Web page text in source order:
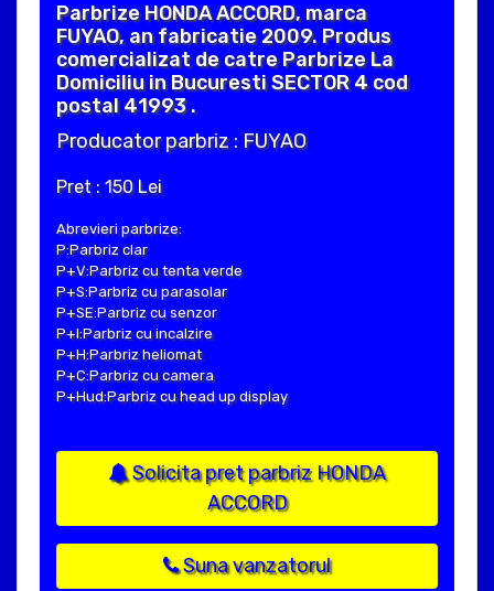
Parbrize HONDA ACCORD, marca
FUYAO, an fabricatie 2009. Produs
comercializat de catre Parbrize La
Domiciliu in Bucuresti SECTOR 4 cod
postal 41993 .
Producator parbriz : FUYAO
Pret : 150 Lei
Abrevieri parbrize:
P:Parbriz clar
P+V:Parbriz cu tenta verde
P+S:Parbriz cu parasolar
P+SE:Parbriz cu senzor
P+I:Parbriz cu incalzire
P+H:Parbriz heliomat
P+C:Parbriz cu camera
P+Hud:Parbriz cu head up display
Solicita pret parbriz HONDA
ACCORD
Suna vanzatorul